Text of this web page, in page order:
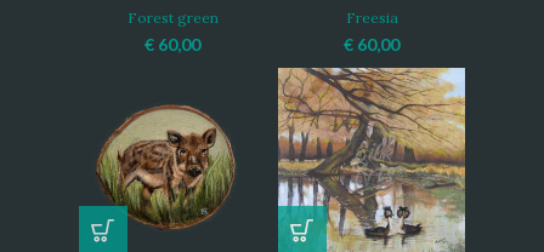
Forest green
€ 60,00
Freesia
€ 60,00